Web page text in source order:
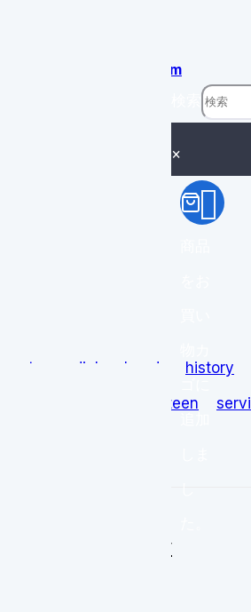
sale@vostokamphibia.com
×
custom dials hands history
sateen
Amphibia history